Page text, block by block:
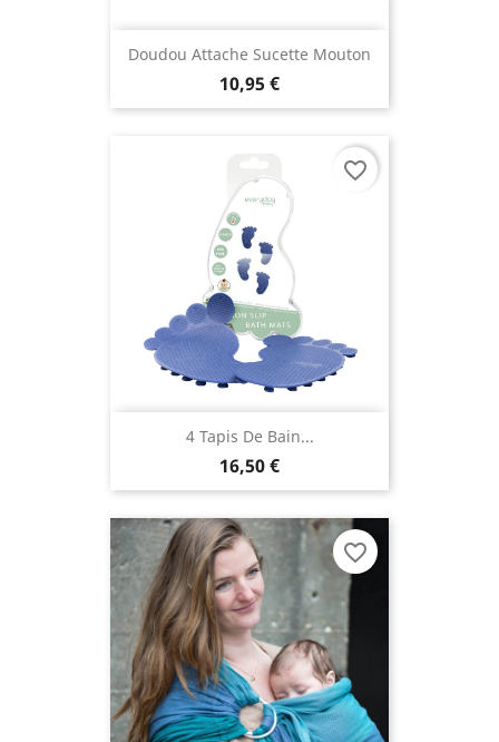
Doudou Attache Sucette Mouton
10,95 €
4 Tapis De Bain...
16,50 €
favorite_border
favorite_border